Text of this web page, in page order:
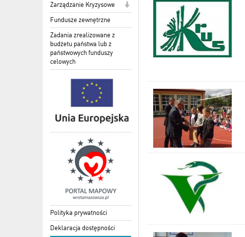
Zarządzanie Kryzysowe
Fundusze zewnętrzne
Zadania zrealizowane z
budżetu państwa lub z
państwowych funduszy
celowych
Polityka prywatności
Deklaracja dostępności